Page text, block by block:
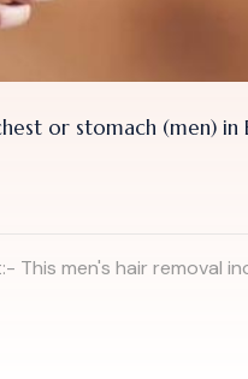
(men) in
hair removal includes